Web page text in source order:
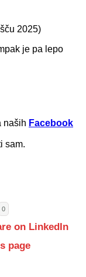
2025)
je pa lepo
naših Facebook
sam.
0